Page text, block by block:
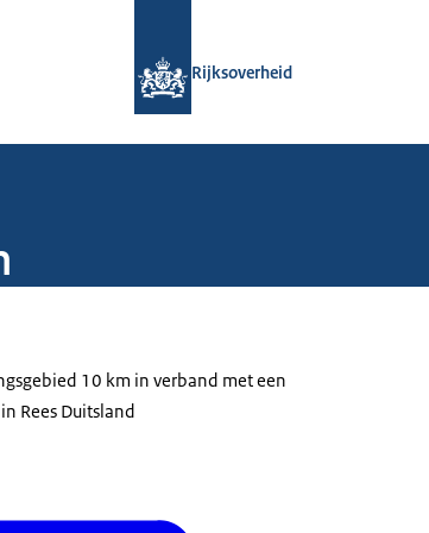
Rijksoverheid
10 km in verband met een
Rees Duitsland